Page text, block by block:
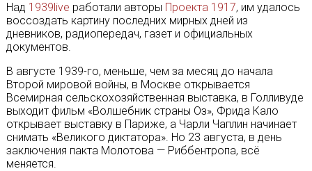
Над 1939live работали авторы Проекта 1917, им удалось
воссоздать картину последних мирных дней из
дневников, радиопередач, газет и официальных
документов.
В августе 1939-го, меньше, чем за месяц до начала
Второй мировой войны, в Москве открывается
Всемирная сельскохозяйственная выставка, в Голливуде
выходит фильм «Волшебник страны Оз», Фрида Кало
открывает выставку в Париже, а Чарли Чаплин начинает
снимать «Великого диктатора». Но 23 августа, в день
заключения пакта Молотова — Риббентропа, всё
меняется.